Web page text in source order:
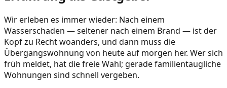
Wir erleben es immer wieder: Nach einem
Wasserschaden — seltener nach einem Brand — ist der
Kopf zu Recht woanders, und dann muss die
Übergangswohnung von heute auf morgen her. Wer sich
früh meldet, hat die freie Wahl; gerade familientaugliche
Wohnungen sind schnell vergeben.